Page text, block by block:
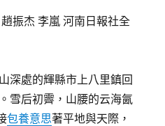
振杰 李嵐 河南日報社全
深處的輝縣市上八里鎮回
雪后初霽，山腰的云海氤
包養意思著平地與天際，